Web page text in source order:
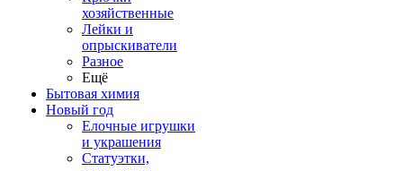
хозяйственные
Лейки и
опрыскиватели
Разное
Ещё
Бытовая химия
Новый год
Елочные игрушки
и украшения
Статуэтки,